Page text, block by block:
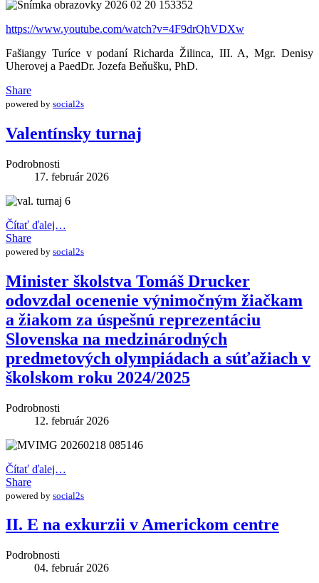
https://www.youtube.com/watch?v=4F9drQhVDXw
Fašiangy Turíce v podaní Richarda Žilinca, III. A, Mgr. Denisy
Uherovej a PaedDr. Jozefa Beňušku, PhD.
Share
powered by social2s
Valentínsky turnaj
Podrobnosti
17. február 2026
Čítať ďalej…
Share
powered by social2s
Minister školstva Tomáš Drucker
odovzdal ocenenie výnimočným žiačkam
a žiakom za úspešnú reprezentáciu
Slovenska na medzinárodných
predmetových olympiádach a súťažiach v
školskom roku 2024/2025
Podrobnosti
12. február 2026
Čítať ďalej…
Share
powered by social2s
II. E na exkurzii v Americkom centre
Podrobnosti
04. február 2026